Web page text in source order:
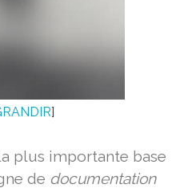
]
plus importante base
de documentation